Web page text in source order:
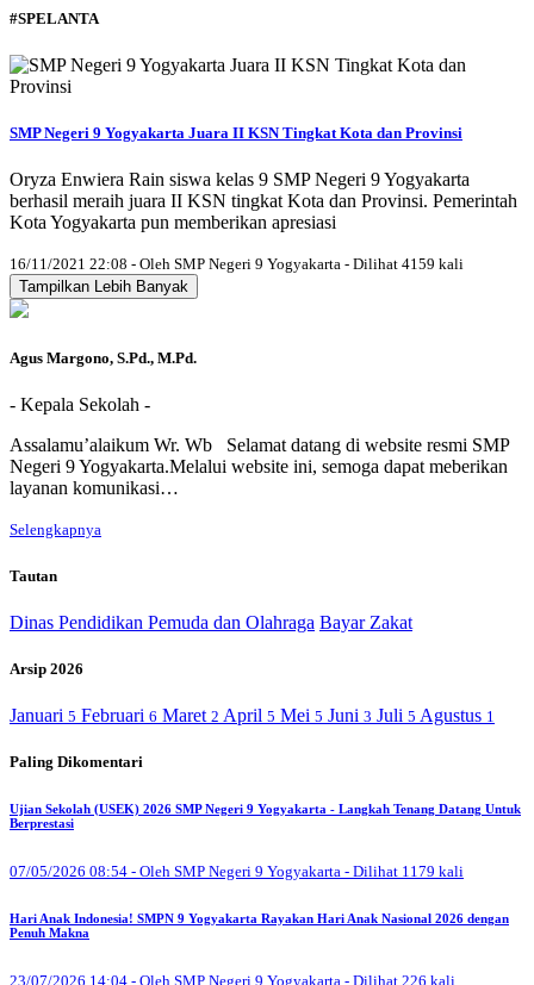
#SPELANTA
SMP Negeri 9 Yogyakarta Juara II KSN Tingkat Kota dan Provinsi
Oryza Enwiera Rain siswa kelas 9 SMP Negeri 9 Yogyakarta
berhasil meraih juara II KSN tingkat Kota dan Provinsi. Pemerintah
Kota Yogyakarta pun memberikan apresiasi
16/11/2021 22:08 - Oleh SMP Negeri 9 Yogyakarta - Dilihat 4159 kali
Tampilkan Lebih Banyak
Agus Margono, S.Pd., M.Pd.
- Kepala Sekolah -
Assalamu’alaikum Wr. Wb Selamat datang di website resmi SMP
Negeri 9 Yogyakarta.Melalui website ini, semoga dapat meberikan
layanan komunikasi…
Selengkapnya
Tautan
Dinas Pendidikan Pemuda dan Olahraga Bayar Zakat
Arsip 2026
Januari 5 Februari 6 Maret 2 April 5 Mei 5 Juni 3 Juli 5 Agustus 1
Paling Dikomentari
Ujian Sekolah (USEK) 2026 SMP Negeri 9 Yogyakarta - Langkah Tenang Datang Untuk
Berprestasi
07/05/2026 08:54 - Oleh SMP Negeri 9 Yogyakarta - Dilihat 1179 kali
Hari Anak Indonesia! SMPN 9 Yogyakarta Rayakan Hari Anak Nasional 2026 dengan
Penuh Makna
23/07/2026 14:04 - Oleh SMP Negeri 9 Yogyakarta - Dilihat 226 kali